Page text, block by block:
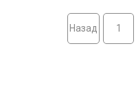
Назад 1